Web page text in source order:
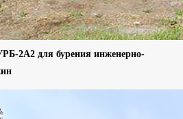
2А2 для бурения инженерно-